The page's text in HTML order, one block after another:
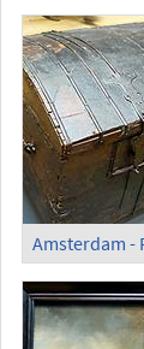
Amsterdam -